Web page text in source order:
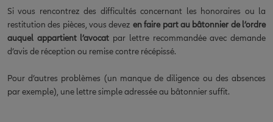
Si vous rencontrez des difficultés concernant les honoraires ou la
restitution des pièces, vous devez en faire part au bâtonnier de l’ordre
auquel appartient l’avocat par lettre recommandée avec demande
d’avis de réception ou remise contre récépissé.
Pour d’autres problèmes (un manque de diligence ou des absences
par exemple), une lettre simple adressée au bâtonnier suffit.